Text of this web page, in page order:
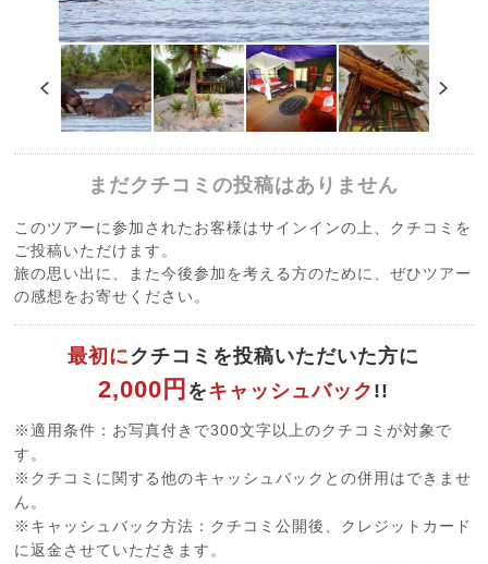
まだクチコミの投稿はありません
このツアーに参加されたお客様はサインインの上、クチコミを
ご投稿いただけます。
旅の思い出に、また今後参加を考える方のために、ぜひツアー
の感想をお寄せください。
最初にクチコミを投稿いただいた方に
2,000円 をキャッシュバック !!
※適用条件：お写真付きで300文字以上のクチコミが対象で
す。
※クチコミに関する他のキャッシュバックとの併用はできませ
ん。
※キャッシュバック方法：クチコミ公開後、クレジットカード
に返金させていただきます。